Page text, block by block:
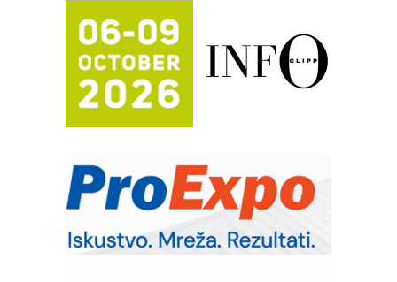
Efikasno upravljanje energijom
Automatizacija pakovanja · Display
(Shelf-Ready) omotnice
Potpuna efikasnost bez složenih
sistema
Trajna oznaka kao dugoročna korist
IB BLUMENAUER - više od 40 godina
poverenja u industriji
RMQ-TITAN ADVANCED INDICATOR
– Pametna signalizacija za efikasnije
upravljanje mašinama